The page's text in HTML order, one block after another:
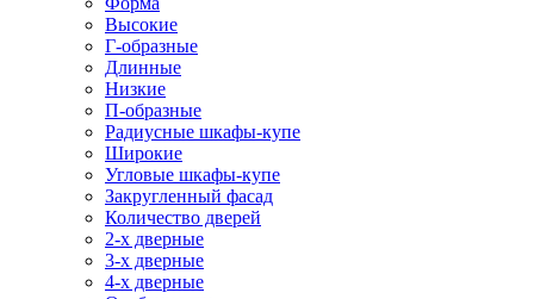
Высокие
Г-образные
Длинные
Низкие
П-образные
Радиусные шкафы-купе
Широкие
Угловые шкафы-купе
Закругленный фасад
Количество дверей
2-х дверные
3-х дверные
4-х дверные